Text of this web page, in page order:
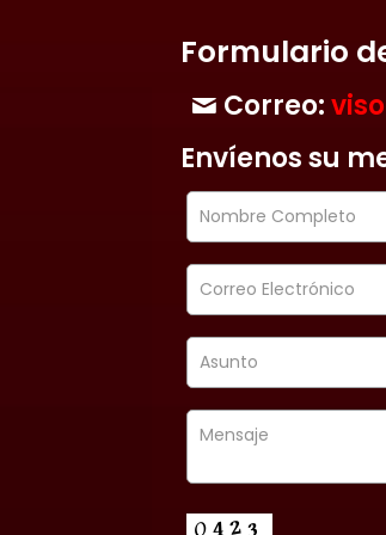
Formulario
Correo:
Envíenos su